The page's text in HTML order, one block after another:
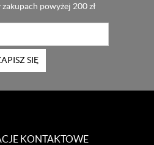
powyżej 200 zł
SIĘ
KONTAKTOWE